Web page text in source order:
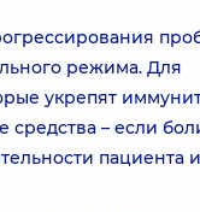
режима. Для
укрепят
– если
пациента и